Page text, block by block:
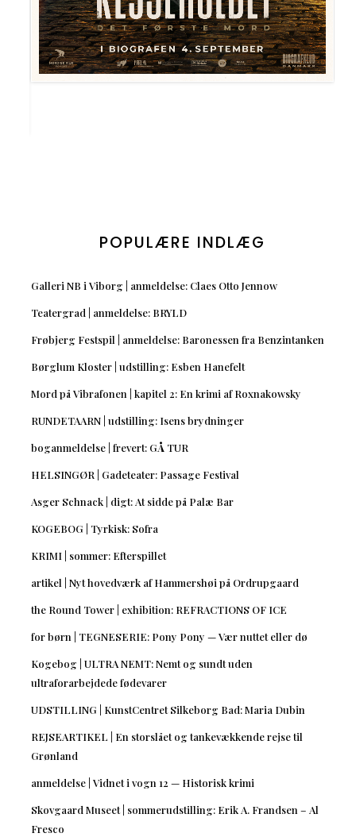
POPULÆRE INDLÆG
Galleri NB i Viborg | anmeldelse: Claes Otto Jennow
Teatergrad | anmeldelse: BRYLD
Frøbjerg Festspil | anmeldelse: Baronessen fra Benzintanken
Børglum Kloster | udstilling: Esben Hanefelt
Mord på Vibrafonen | kapitel 2: En krimi af Roxnakowsky
RUNDETAARN | udstilling: Isens brydninger
boganmeldelse | frevert: GÅ TUR
HELSINGØR | Gadeteater: Passage Festival
Asger Schnack | digt: At sidde på Palæ Bar
KOGEBOG | Tyrkisk: Sofra
KRIMI | sommer: Efterspillet
artikel | Nyt hovedværk af Hammershøi på Ordrupgaard
the Round Tower | exhibition: REFRACTIONS OF ICE
for børn | TEGNESERIE: Pony Pony — Vær nuttet eller dø
Kogebog | ULTRA NEMT: Nemt og sundt uden
ultraforarbejdede fødevarer
UDSTILLING | KunstCentret Silkeborg Bad: Maria Dubin
REJSEARTIKEL | En storslået og tankevækkende rejse til
Grønland
anmeldelse | Vidnet i vogn 12 — Historisk krimi
Skovgaard Museet | sommerudstilling: Erik A. Frandsen – Al
Fresco